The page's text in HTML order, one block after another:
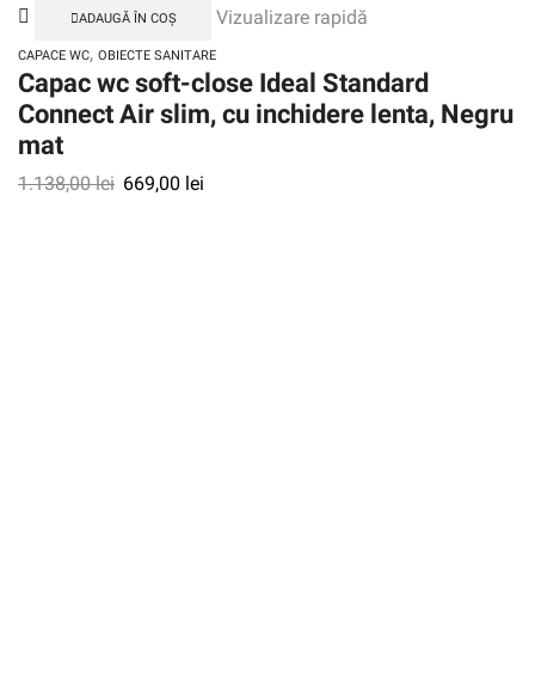
ADAUGĂ ÎN COȘ Vizualizare rapidă
CAPACE WC, OBIECTE SANITARE
Capac wc soft-close Ideal Standard
Connect Air slim, cu inchidere lenta, Negru
mat
1.138,00lei 669,00 lei